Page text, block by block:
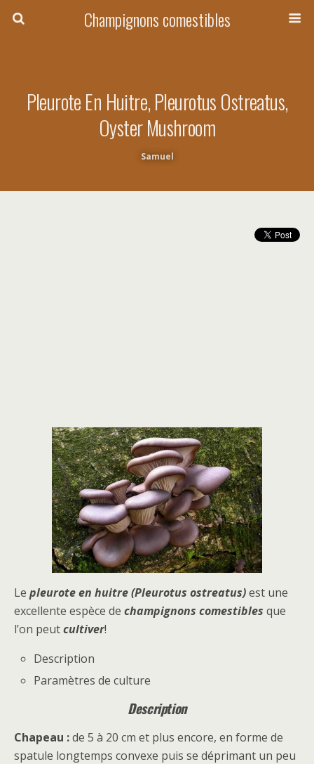
Champignons comestibles
Pleurote En Huitre, Pleurotus Ostreatus,
Oyster Mushroom
Samuel
Le pleurote en huitre (Pleurotus ostreatus)est une
excellente espèce de champignons comestibles que
l’on peutcultiver!
Description
Paramètres de culture
Description
Chapeau :de 5 à 20 cm et plus encore, en forme de
spatule longtemps convexe puis se déprimant un peu